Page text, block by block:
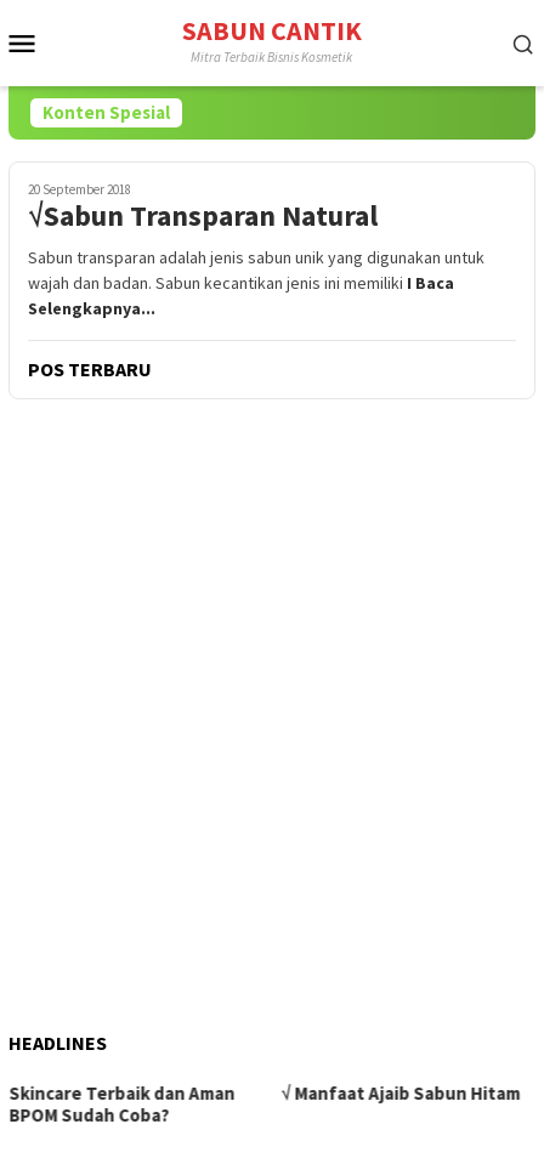
ke
SABUN CANTIK
Mitra Terbaik Bisnis Kosmetik
Konten Spesial
20 September 2018
√Sabun Transparan Natural
Sabun transparan adalah jenis sabun unik yang digunakan untuk
wajah dan badan. Sabun kecantikan jenis ini memiliki I Baca
Selengkapnya...
POS TERBARU
HEADLINES
Skincare Terbaik dan Aman
BPOM Sudah Coba?
√ Manfaat Ajaib Sabun Hitam